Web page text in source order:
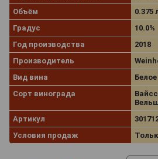
Объём
0.375
Градус
10.0%
Год производства
2018
Производитель
Вид вина
Сорт винограда
Артикул
Условия продаж